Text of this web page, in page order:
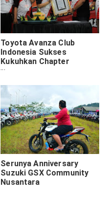
Toyota Avanza Club
Indonesia Sukses
Kukuhkan Chapter
Surabaya (5 Foto)
Serunya Anniversary
Suzuki GSX Community
Nusantara